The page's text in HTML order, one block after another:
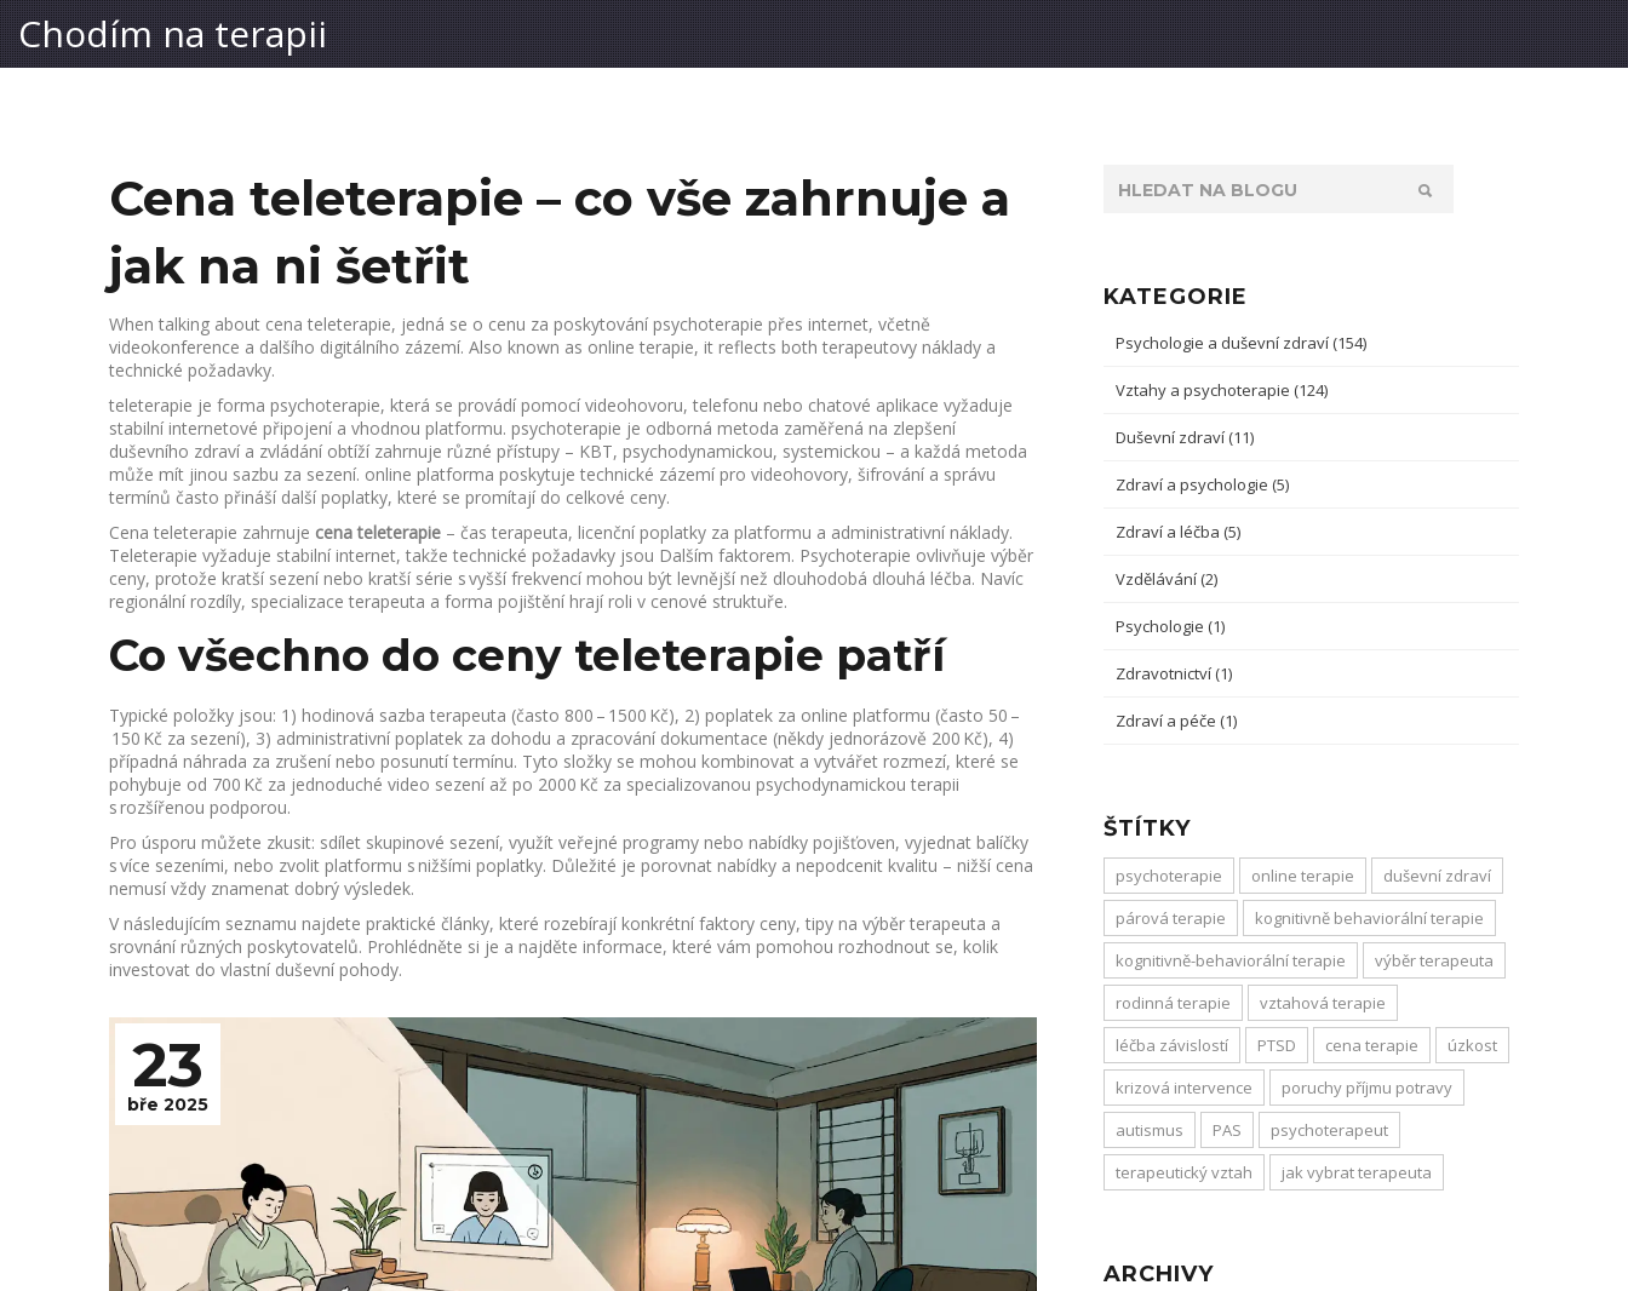
Chodím na terapii
Cena teleterapie – co vše zahrnuje a
jak na ni šetřit
When talking about cena teleterapie, jedná se o cenu za poskytování psychoterapie přes internet, včetně
videokonference a dalšího digitálního zázemí. Also known as online terapie, it reflects both terapeutovy náklady a
technické požadavky.
teleterapie je forma psychoterapie, která se provádí pomocí videohovoru, telefonu nebo chatové aplikace vyžaduje
stabilní internetové připojení a vhodnou platformu. psychoterapie je odborná metoda zaměřená na zlepšení
duševního zdraví a zvládání obtíží zahrnuje různé přístupy – KBT, psychodynamickou, systemickou – a každá metoda
může mít jinou sazbu za sezení. online platforma poskytuje technické zázemí pro videohovory, šifrování a správu
termínů často přináší další poplatky, které se promítají do celkové ceny.
Cena teleterapie zahrnuje cena teleterapie – čas terapeuta, licenční poplatky za platformu a administrativní náklady.
Teleterapie vyžaduje stabilní internet, takže technické požadavky jsou Dalším faktorem. Psychoterapie ovlivňuje výběr
ceny, protože kratší sezení nebo kratší série s vyšší frekvencí mohou být levnější než dlouhodobá dlouhá léčba. Navíc
regionální rozdíly, specializace terapeuta a forma pojištění hrají roli v cenové struktuře.
Co všechno do ceny teleterapie patří
Typické položky jsou: 1) hodinová sazba terapeuta (často 800 – 1500 Kč), 2) poplatek za online platformu (často 50 –
150 Kč za sezení), 3) administrativní poplatek za dohodu a zpracování dokumentace (někdy jednorázově 200 Kč), 4)
případná náhrada za zrušení nebo posunutí termínu. Tyto složky se mohou kombinovat a vytvářet rozmezí, které se
pohybuje od 700 Kč za jednoduché video sezení až po 2000 Kč za specializovanou psychodynamickou terapii
s rozšířenou podporou.
Pro úsporu můžete zkusit: sdílet skupinové sezení, využít veřejné programy nebo nabídky pojišťoven, vyjednat balíčky
s více sezeními, nebo zvolit platformu s nižšími poplatky. Důležité je porovnat nabídky a nepodcenit kvalitu – nižší cena
nemusí vždy znamenat dobrý výsledek.
V následujícím seznamu najdete praktické články, které rozebírají konkrétní faktory ceny, tipy na výběr terapeuta a
srovnání různých poskytovatelů. Prohlédněte si je a najděte informace, které vám pomohou rozhodnout se, kolik
investovat do vlastní duševní pohody.
23
bře 2025
KATEGORIE
Psychologie a duševní zdraví (154)
Vztahy a psychoterapie (124)
Duševní zdraví (11)
Zdraví a psychologie (5)
Zdraví a léčba (5)
Vzdělávání (2)
Psychologie (1)
Zdravotnictví (1)
Zdraví a péče (1)
ŠTÍTKY
psychoterapie online terapie
duševní zdraví
párová terapie
kognitivně behaviorální terapie
kognitivně-behaviorální terapie
výběr terapeuta
rodinná terapie
vztahová terapie
léčba závislostí
PTSD cena terapie
úzkost
krizová intervence
poruchy příjmu potravy
autismus
PAS
psychoterapeut
terapeutický vztah
jak vybrat terapeuta
ARCHIVY